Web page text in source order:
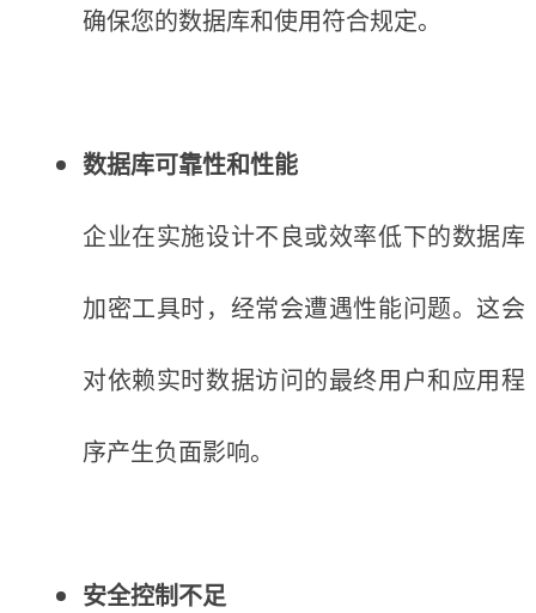
确保您的数据库和使用符合规定。
数据库可靠性和性能
企业在实施设计不良或效率低下的数据库
加密工具时，经常会遭遇性能问题。这会
对依赖实时数据访问的最终用户和应用程
序产生负面影响。
安全控制不足